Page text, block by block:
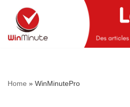
Skip
to
Home » WinMinutePro